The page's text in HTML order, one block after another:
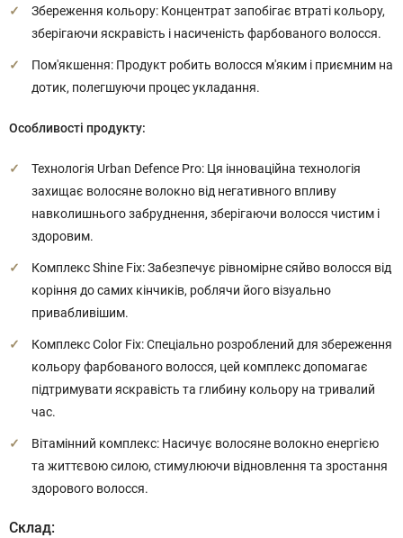
Збереження кольору: Концентрат запобігає втраті кольору,
зберігаючи яскравість і насиченість фарбованого волосся.
Пом'якшення: Продукт робить волосся м'яким і приємним на
дотик, полегшуючи процес укладання.
Особливості продукту:
Технологія Urban Defence Pro: Ця інноваційна технологія
захищає волосяне волокно від негативного впливу
навколишнього забруднення, зберігаючи волосся чистим і
здоровим.
Комплекс Shine Fix: Забезпечує рівномірне сяйво волосся від
коріння до самих кінчиків, роблячи його візуально
привабливішим.
Комплекс Color Fix: Спеціально розроблений для збереження
кольору фарбованого волосся, цей комплекс допомагає
підтримувати яскравість та глибину кольору на тривалий
час.
Вітамінний комплекс: Насичує волосяне волокно енергією
та життєвою силою, стимулюючи відновлення та зростання
здорового волосся.
Склад: